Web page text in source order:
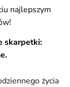
najlepszym
skarpetki:
życia